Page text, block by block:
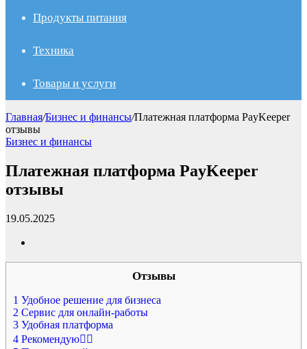
Продукты питания
Техника
Товары и услуги
Главная/Бизнес и финансы/Платежная платформа PayKeeper
отзывы
Бизнес и финансы
Платежная платформа PayKeeper
отзывы
19.05.2025
Отзывы
1 Удобное решение для бизнеса
2 Сервис для онлайн-работы
3 Удобная платформа
4 Рекомендую👍🏻